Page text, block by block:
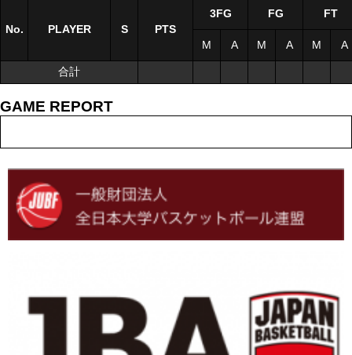
No. PLAYER S
合計
No. PLAYER S PTS
3FG FG FT
M A M A M A
合計
GAME REPORT